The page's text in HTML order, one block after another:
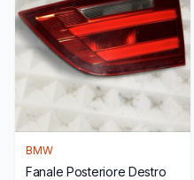
BMW
Fanale Posteriore Destro